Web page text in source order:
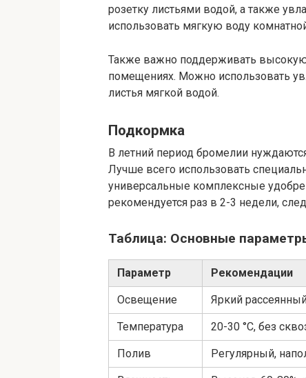
розетку листьями водой, а также
использовать мягкую воду
Также важно поддерживать
помещениях. Можно использовать
листья мягкой водой.
Подкормка
В летний период бромелии
Лучше всего использовать
универсальные комплексные
рекомендуется раз в 2-3 недели,
Таблица: Основные
Параметр Рекомендации
Освещение Яркий
Температура 20-30 °C, без
Полив Регулярный,